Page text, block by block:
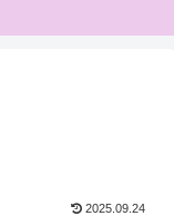
2025.09.24